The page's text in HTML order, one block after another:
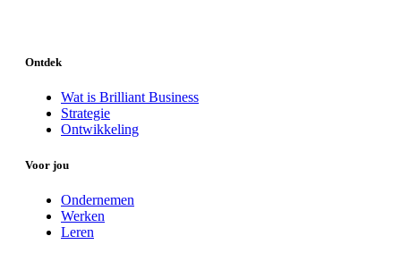
Ontdek
Wat is Brilliant Business
Strategie
Ontwikkeling
Voor jou
Ondernemen
Werken
Leren